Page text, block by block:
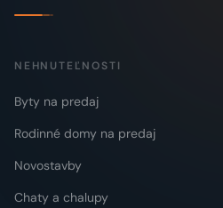
NEHNUTEĽNOSTI
Byty na predaj
Rodinné domy na predaj
Novostavby
Chaty a chalupy